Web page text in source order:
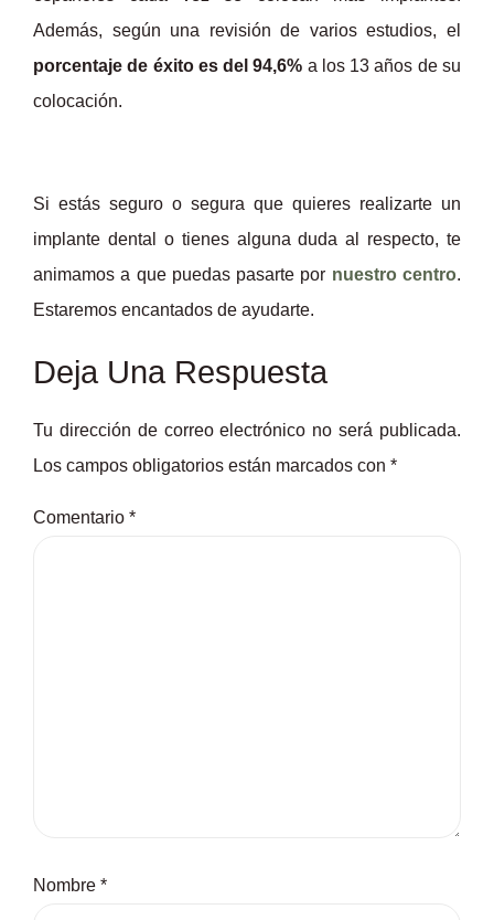
Además, según una revisión de varios estudios, el
porcentaje de éxito es del 94,6% a los 13 años de su
colocación.
Si estás seguro o segura que quieres realizarte un
implante dental o tienes alguna duda al respecto, te
animamos a que puedas pasarte por nuestro centro.
Estaremos encantados de ayudarte.
Deja Una Respuesta
Tu dirección de correo electrónico no será publicada.
Los campos obligatorios están marcados con *
Comentario *
Nombre *